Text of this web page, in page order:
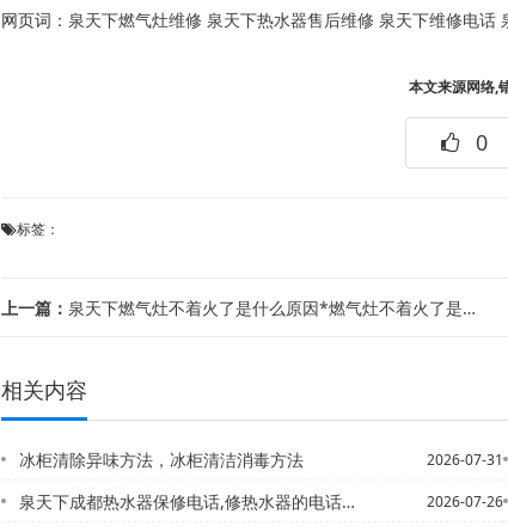
网页词： 泉天下燃气灶维修 泉天下热水器售后维修 泉天下维修电话
本文来源网络,
0
标签：
上一篇： 泉天下燃气灶不着火了是什么原因*燃气灶不着火了是怎么回事
相关内容
冰柜清除异味方法，冰柜清洁消毒方法 2026-07-31
泉天下成都热水器保修电话,修热水器的电话=成都热水器报修电话,万和热水器成都维修... 2026-07-26